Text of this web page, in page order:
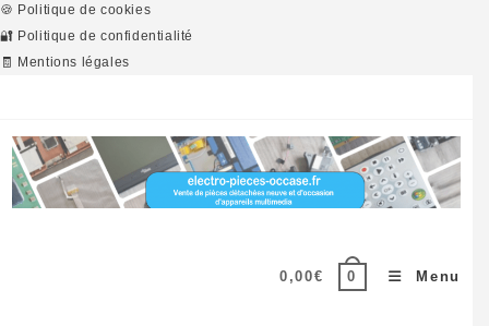
🍪 Politique de cookies
🔐 Politique de confidentialité
🧾 Mentions légales
content
0,00€ 0 Menu